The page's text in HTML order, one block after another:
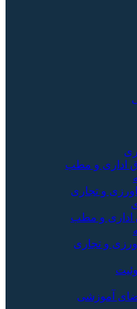
اداری و مطب
و تجاری
اداری و مطب
و تجاری
آموزشی